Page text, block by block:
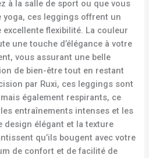
à la salle de sport ou que vous
yoga, ces leggings offrent un
flexibilité. La couleur
une touche d’élégance à votre
vous assurant une belle
de bien-être tout en restant
par Ruxi, ces leggings sont
également respirants, ce
entraînements intenses et les
design élégant et la texture
qu’ils bougent avec votre
de confort et de facilité de